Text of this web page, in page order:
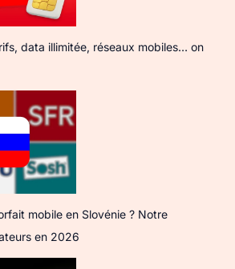
data illimitée, réseaux mobiles… on
mobile en Slovénie ? Notre
en 2026